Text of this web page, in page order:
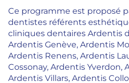
Ce programme est proposé
dentistes référents
cliniques dentaires Ardentis
Ardentis Genève, Ardentis
Ardentis Renens, Ardentis
Cossonay, Ardentis Yverdon,
Ardentis Villars, Ardentis